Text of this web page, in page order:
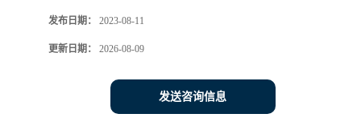
发布日期： 2023-08-11
更新日期： 2026-08-09
发送咨询信息